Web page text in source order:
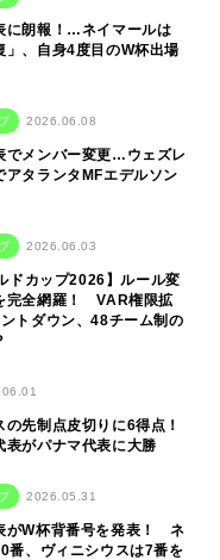
に朗報！…ネイマールは
」、自身4度目のW杯出場
2026.06.08
でメンバー変更…ウェズレ
アタランタMFエデルソン
2026.06.03
ドカップ2026】ルール変
完全網羅！ VAR権限拡
トダウン、48チーム制の
の先制点皮切りに6得点！
がパナマ代表に大勝
2026.05.31
がW杯背番号を発表！ ネ
番、ヴィニシウスは7番を